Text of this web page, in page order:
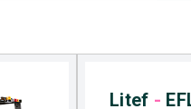
Litef -